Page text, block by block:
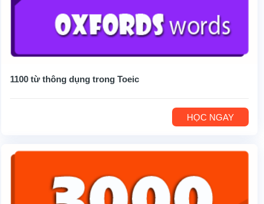
1100 từ thông dụng trong Toeic
HỌC NGAY